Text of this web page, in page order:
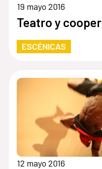
19 mayo 2016
Teatro y
ESCÉNICAS
12 mayo 2016